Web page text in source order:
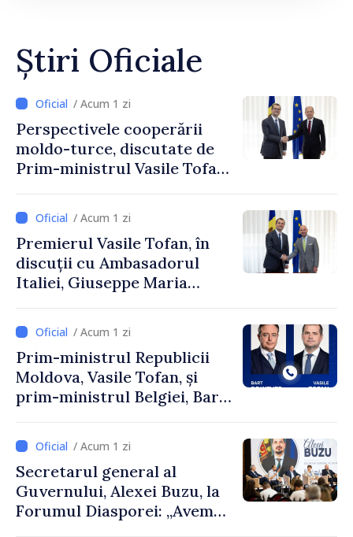
Știri Oficiale
/ Acum 1 zi
Perspectivele cooperării
moldo-turce, discutate de
Prim-ministrul Vasile Tofan
Uygar Mustafa Sertel
/ Acum 1 zi
Premierul Vasile Tofan, în
discuții cu Ambasadorul
Italiei, Giuseppe Maria
/ Acum 1 zi
Prim-ministrul Republicii
Moldova, Vasile Tofan, și
prim-ministrul Belgiei, Bart
despre parcursul european
al Republicii Moldova.
/ Acum 1 zi
Secretarul general al
Guvernului, Alexei Buzu, la
Forumul Diasporei: „Avem